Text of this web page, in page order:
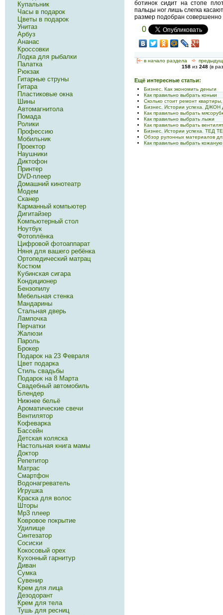
ботинок сидит на стопе
пальцы ног лишь слегка
размер подобран совершенно
0
[<— в начало раздела <-
158 из 248 (в
Ещё интересные статьи:
Бизнес. Как экономить деньги
Как правильно выбрать коньки
Сколько стоит ремонт
Бизнес. Истории успеха.
Как правильно выбрать
Как правильно выбрать лыжи
Как правильно выбрать
Бизнес. Истории успеха. ТЕД
Обзор рулонных материалов
Как правильно выбрать
Купальник
Часы в подарок
Цветы в подарок
Унитаз
Арбуз
Ананас
Кроссовки
Лодка для рыбалки
Палатка
Рюкзак
Гитарные струны
Гитара
Пластиковые окна
Шины
Автомагнитола
Помада
Ролики
Профессию
Мобильник
Проектор
Наушники
Диктофон
Принтер
DVD-плеер
Домашний кинотеатр
Модем
Сканер
Карманный компьютер
Дигитайзер
Компьютерный стол
Ноутбук
Фотоплёнка
Цифровой фотоаппарат
Няня для вашего ребёнка
Ортопедический матрац
Костюм
Кубинская сигара
Кондиционер
Бензопилу
Мебельная стенка
Мандарины
Стальная дверь
Лампочка
Перчатки
Жалюзи
Пароль
Брокер
Подарок на 23 Февраля
Цвет подарка
Стиль свадьбы
Подарок на 8 Марта
Свадебный автомобиль
Блендер
Нижнее бельё
Ароматические свечи
Вентилятор
Кофеварка
Бассейн
Детская коляска
Настольная книга мамы
Доктор
Репетитор
Матрас
Смартфон
Водонагреватель
Игрушка
Краска для волос
Шторы
Mp3 плеер
Ковровое покрытие
Удилище
Синтезатор
Сосиски
Кокосовый орех
Кухонный гарнитур
Диван
Сумка
Сувенир
Крем для лица
Дезодорант
Крем для тела
Тушь для ресниц